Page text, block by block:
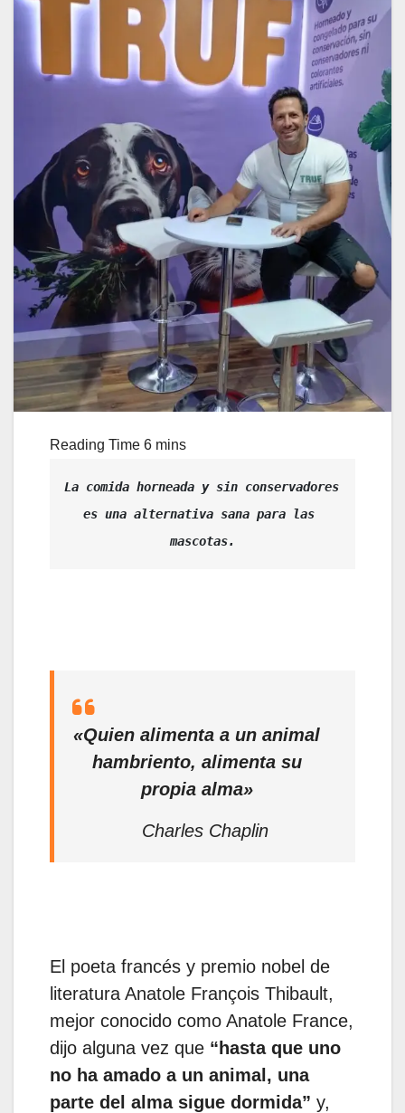
La comida horneada y sin conservadores
es una alternativa sana para las
mascotas.
«Quien alimenta a un animal
hambriento, alimenta su
propia alma»
Charles Chaplin
El poeta francés y premio nobel de
literatura Anatole François Thibault,
mejor conocido como Anatole France,
dijo alguna vez que “hasta que uno
no ha amado a un animal, una
parte del alma sigue dormida” y,